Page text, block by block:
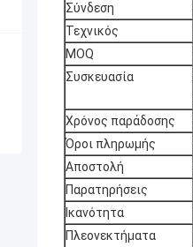
Σύνδεση
Τεχνικός
MOQ
Συσκευασία
Χρόνος παράδοσης
Όροι πληρωμής
Αποστολή
Παρατηρήσεις
Ικανότητα
Πλεονεκτήματα